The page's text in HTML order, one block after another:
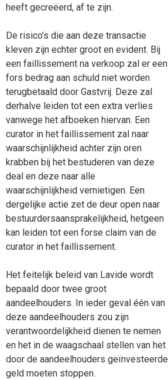
heeft gecreëerd, af te zijn.
De risico’s die aan deze transactie
kleven zijn echter groot en evident. Bij
een faillissement na verkoop zal er een
fors bedrag aan schuld niet worden
terugbetaald door Gastvrij. Deze zal
derhalve leiden tot een extra verlies
vanwege het afboeken hiervan. Een
curator in het faillissement zal naar
waarschijnlijkheid achter zijn oren
krabben bij het bestuderen van deze
deal en deze naar alle
waarschijnlijkheid vernietigen. Een
dergelijke actie zet de deur open naar
bestuurdersaansprakelijkheid, hetgeen
kan leiden tot een forse claim van de
curator in het faillissement.
Het feitelijk beleid van Lavide wordt
bepaald door twee groot
aandeelhouders. In ieder geval één van
deze aandeelhouders zou zijn
verantwoordelijkheid dienen te nemen
en het in de waagschaal stellen van het
door de aandeelhouders geïnvesteerde
geld moeten stoppen.